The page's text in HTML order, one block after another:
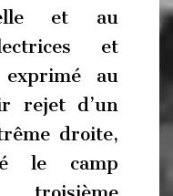
et au
et
au
rejet d’un
droite,
le camp